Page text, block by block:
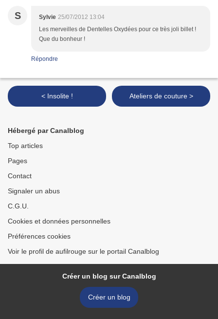
S Sylvie 25/07/2012 13:04
Les merveilles de Dentelles Oxydées pour ce très joli billet !
Que du bonheur !
Répondre
< Insolite ! Ateliers de couture >
Hébergé par Canalblog
Top articles
Pages
Contact
Signaler un abus
C.G.U.
Cookies et données personnelles
Préférences cookies
Voir le profil de aufilrouge sur le portail Canalblog
Créer un blog sur Canalblog
Créer un blog